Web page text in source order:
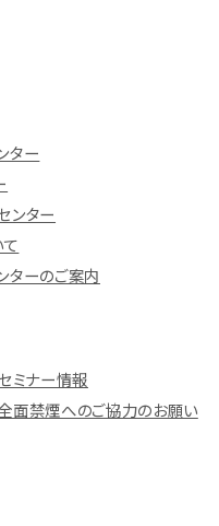
ター
ンター
ターのご案内
ミナー情報
面禁煙へのご協力のお願い